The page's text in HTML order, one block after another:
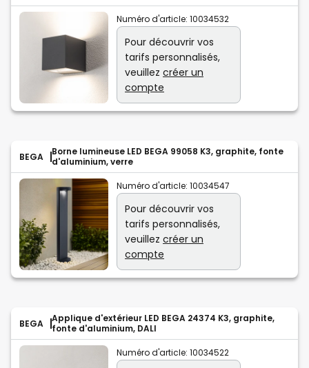
Numéro d'article: 10034532
Pour découvrir vos
tarifs personnalisés,
veuillez créer un
compte
BEGA
Borne lumineuse LED BEGA 99058 K3, graphite, fonte
d'aluminium, verre
Numéro d'article: 10034547
Pour découvrir vos
tarifs personnalisés,
veuillez créer un
compte
BEGA
Applique d'extérieur LED BEGA 24374 K3, graphite,
fonte d'aluminium, DALI
Numéro d'article: 10034522